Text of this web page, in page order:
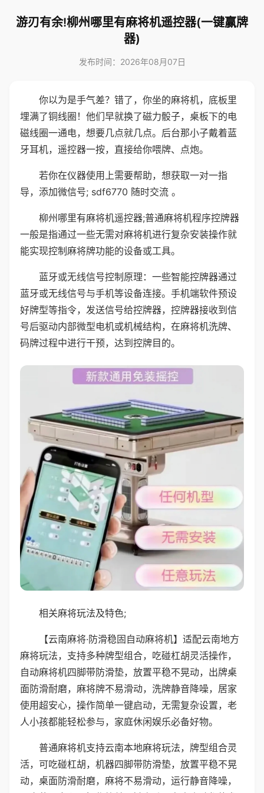
游刃有余!柳州哪里有麻将机遥控器(一键赢牌
器)
发布时间：2026年08月07日
你以为是手气差？错了，你坐的麻将机，底板里
埋满了铜线圈！他们早就换了磁力骰子，桌板下的电
磁线圈一通电，想要几点就几点。后台那小子戴着蓝
牙耳机，遥控器一按，直接给你喂牌、点炮。
若你在仪器使用上需要帮助，想获取一对一指
导，添加微信号; sdf6770 随时交流 。
柳州哪里有麻将机遥控器;普通麻将机程序控牌器
一般是指通过一些无需对麻将机进行复杂安装操作就
能实现控制麻将牌功能的设备或工具。
蓝牙或无线信号控制原理：一些智能控牌器通过
蓝牙或无线信号与手机等设备连接。手机端软件预设
好牌型等指令，发送信号给控牌器，控牌器接收到信
号后驱动内部微型电机或机械结构，在麻将机洗牌、
码牌过程中进行干预，达到控牌目的。
相关麻将玩法及特色;
【云南麻将·防滑稳固自动麻将机】适配云南地方
麻将玩法，支持多种牌型组合，吃碰杠胡灵活操作，
自动麻将机四脚带防滑垫，放置平稳不晃动，出牌桌
面防滑耐磨，麻将牌不易滑动，洗牌静音降噪，居家
使用超安心，操作简单一键启动，无需复杂设置，老
人小孩都能轻松参与，家庭休闲娱乐必备好物。
普通麻将机支持云南本地麻将玩法，牌型组合灵
活，可吃碰杠胡，机器四脚带防滑垫，放置平稳不晃
动，桌面防滑耐磨，麻将不易滑动，运行静音降噪，